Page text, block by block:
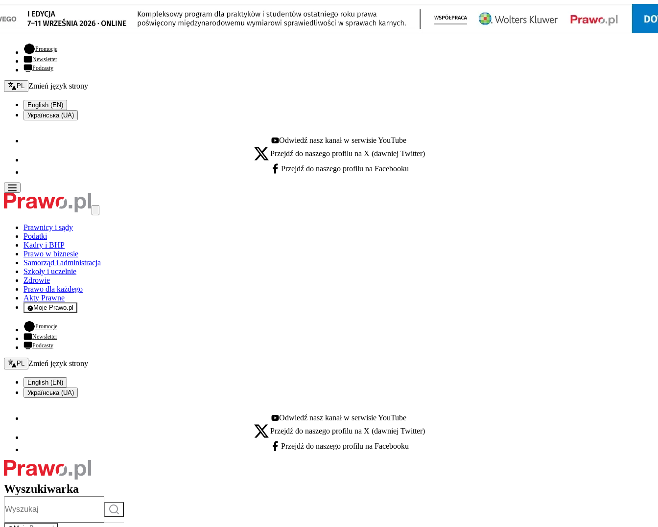
Promocje- otwiera się w nowej karcie
Newsletter
Podcasty
Zmień język - bieżący:
PL Zmień język strony
English (EN)
Українська (UA)
Youtube - otwiera się w nowej karcie
Odwiedź nasz kanał w serwisie YouTube
X - otwiera się w nowej karcie
Przejdź do naszego profilu na X (dawniej Twitter)
Facebook - otwiera się w nowej karcie
Przejdź do naszego profilu na Facebooku
Prawnicy i sądy
Podatki
Kadry i BHP
Prawo w biznesie
Samorząd i administracja
Szkoły i uczelnie
Zdrowie
Prawo dla każdego
Akty Prawne
Moje Prawo.pl
- rejestracja i logowanie do serwisu
Promocje- otwiera się w nowej karcie
Newsletter
Podcasty
Zmień język - bieżący:
PL Zmień język strony
English (EN)
Українська (UA)
Youtube - otwiera się w nowej karcie
Odwiedź nasz kanał w serwisie YouTube
X - otwiera się w nowej karcie
Przejdź do naszego profilu na X (dawniej Twitter)
Facebook - otwiera się w nowej karcie
Przejdź do naszego profilu na Facebooku
Wyszukiwarka
Szukaj